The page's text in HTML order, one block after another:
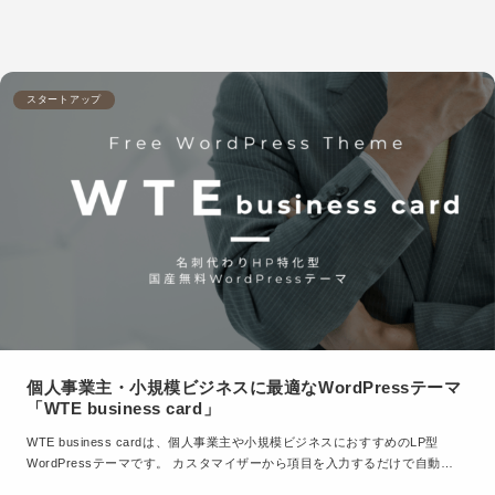
スタートアップ
個人事業主・小規模ビジネスに最適なWordPressテーマ
「WTE business card」
WTE business cardは、個人事業主や小規模ビジネスにおすすめのLP型
WordPressテーマです。 カスタマイザーから項目を入力するだけで自動…